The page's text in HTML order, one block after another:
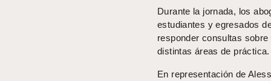
Durante la jornada, los
estudiantes y egresados
responder consultas
distintas áreas de práctica.
En representación de